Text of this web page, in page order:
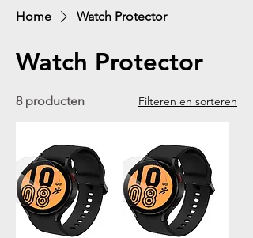
Home Watch Protector
Watch Protector
8 producten Filteren en sorteren